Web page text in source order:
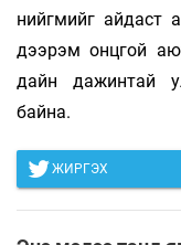
нийгмийг айдаст
дээрэм онцгой
дайн дажинтай
байна.
ЖИРГЭХ